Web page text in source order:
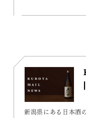
新潟県にある日本